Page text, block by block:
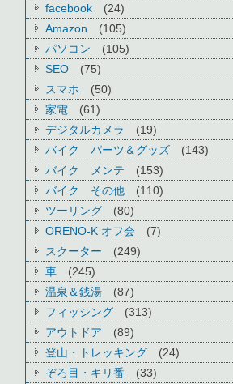
facebook
(24)
Amazon
(105)
パソコン
(105)
SEO
(75)
スマホ
(50)
家電
(61)
デジタルカメラ
(19)
バイク パーツ＆グッズ
(143)
バイク メンテ
(153)
バイク その他
(110)
ツーリング
(80)
ORENO-K オフ会
(7)
スクーター
(249)
車
(245)
温泉＆銭湯
(87)
フィッシング
(313)
アウトドア
(89)
登山・トレッキング
(24)
ぞろ目・キリ番
(33)